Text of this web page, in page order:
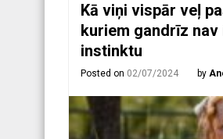
Kā viņi vispār veļ
kuriem gandrīz
instinktu
Posted on 02/07/2024 by